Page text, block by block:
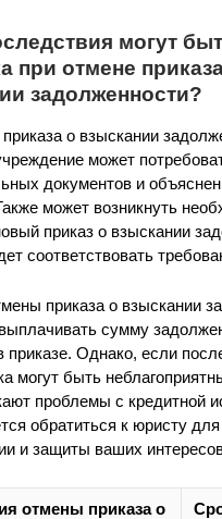
могут
при отмене
задолженности?
о взыскании
может
документов и
может возникнуть
приказ о взыскании
соответствовать
приказа о взыскании
сумму
приказе. Однако, если
могут быть
проблемы с кредитной
обратиться к юристу
и защиты ваших
отмены приказа о